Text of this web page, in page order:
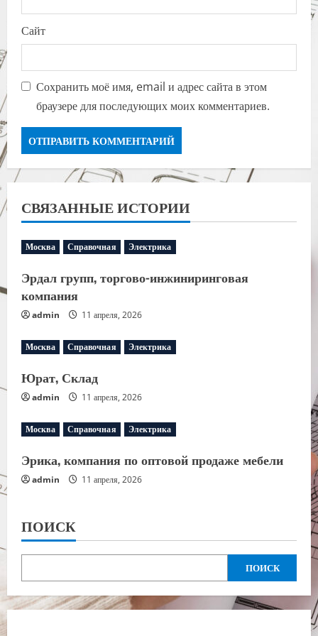
Сайт
Сохранить моё имя, email и адрес сайта в этом
браузере для последующих моих комментариев.
СВЯЗАННЫЕ ИСТОРИИ
Москва Справочная Электрика
Эрдал групп, торгово-инжиниринговая
компания
admin 11 апреля, 2026
Москва Справочная Электрика
Юрат, Склад
admin 11 апреля, 2026
Москва Справочная Электрика
Эрика, компания по оптовой продаже мебели
admin 11 апреля, 2026
ПОИСК
ПОИСК